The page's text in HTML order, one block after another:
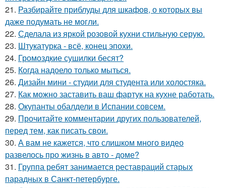
21. Разбирайте приблуды для шкафов, о которых вы
даже подумать не могли.
22. Сделала из яркой розовой кухни стильную серую.
23. Штукатурка - всё, конец эпохи.
24. Громоздкие сушилки бесят?
25. Когда надоело только мыться.
26. Дизайн мини - студии для студента или холостяка.
27. Как можно заставить ваш фартук на кухне работать.
28. Окупанты обалдели в Испании совсем.
29. Прочитайте комментарии других пользователей,
перед тем, как писать свои.
30. А вам не кажется, что слишком много видео
развелось про жизнь в авто - доме?
31. Группа ребят занимается реставраций старых
парадных в Санкт-петербурге.